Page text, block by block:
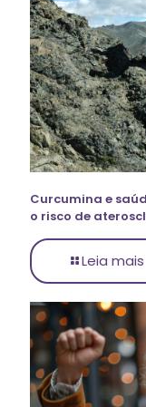
Curcumina e
o risco de
Leia mais